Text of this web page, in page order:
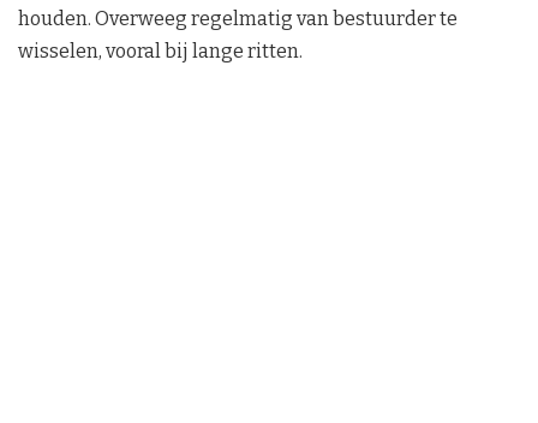
houden. Overweeg regelmatig van bestuurder te
wisselen, vooral bij lange ritten.